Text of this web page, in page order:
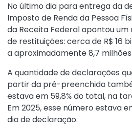
No último dia para entrega da
Imposto de Renda da Pessoa
da Receita Federal apontou
de restituições: cerca de R$ 16
a aproximadamente 8,7
A quantidade de declarações
partir da pré-preenchida
estava em 59,8% do total, na
Em 2025, esse número estava
dia de declaração.